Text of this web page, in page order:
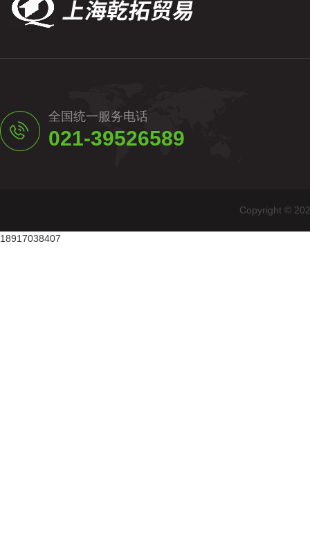
全国统一服务电话
021-39526589
Copyright ©
18917038407